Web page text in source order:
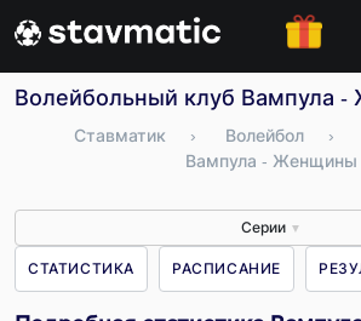
Волейбольный клуб Вампула -
Ставматик › Волейбол ›
Вампула - Женщины
Серии ▼
СТАТИСТИКА РАСПИСАНИЕ